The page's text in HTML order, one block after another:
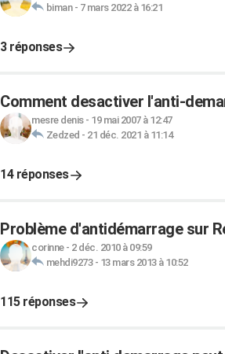
biman- 7 mars 2022 à 16:21
3 réponses
Comment desactiver l'anti-
mesre denis- 19 mai 2007 à 12:47
Zedzed - 21 déc. 2021 à 11:14
14 réponses
Problème d'antidémarrage sur
corinne- 2 déc. 2010 à 09:59
mehdi9273- 13 mars 2013 à 10:52
115 réponses